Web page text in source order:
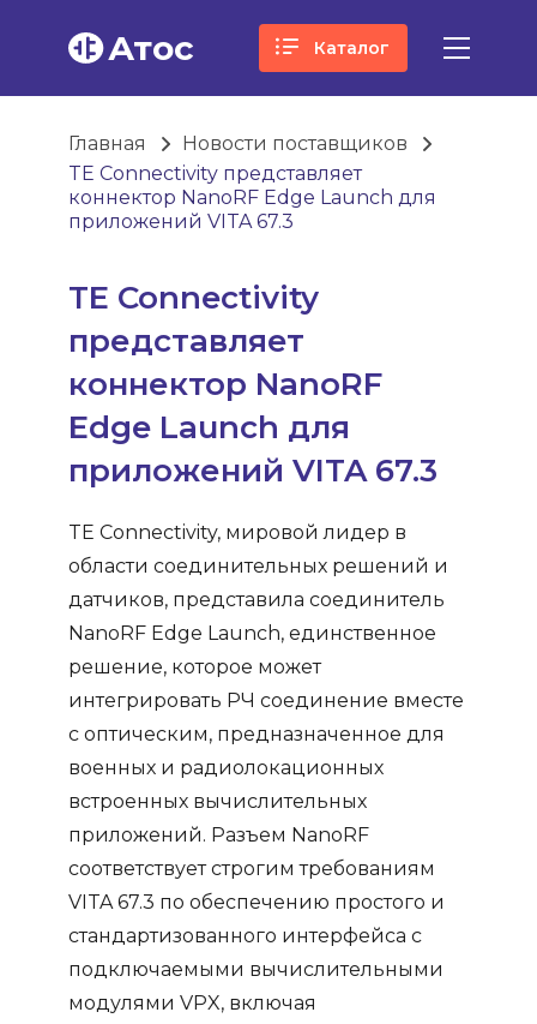
Атос Каталог
Главная
Новости поставщиков
TE Connectivity представляет
коннектор NanoRF Edge Launch для
приложений VITA 67.3
TE Connectivity
представляет
коннектор NanoRF
Edge Launch для
приложений VITA 67.3
TE Connectivity, мировой лидер в
области соединительных решений и
датчиков, представила соединитель
NanoRF Edge Launch, единственное
решение, которое может
интегрировать РЧ соединение вместе
с оптическим, предназначенное для
военных и радиолокационных
встроенных вычислительных
приложений. Разъем NanoRF
соответствует строгим требованиям
VITA 67.3 по обеспечению простого и
стандартизованного интерфейса с
подключаемыми вычислительными
модулями VPX, включая